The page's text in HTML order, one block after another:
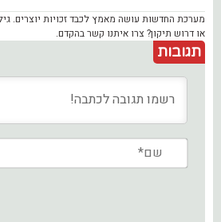
מערכת החדשות עושה מאמץ לכבד זכויות יוצרים.
או דרוש תיקון? צרו איתנו קשר בהקדם.
תגובות